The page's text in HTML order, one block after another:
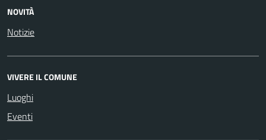
NOVITÀ
Notizie
VIVERE IL COMUNE
Luoghi
Eventi